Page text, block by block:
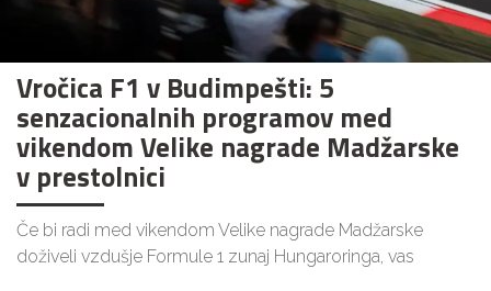
Vročica F1 v Budimpešti: 5
senzacionalnih programov med
vikendom Velike nagrade Madžarske
v prestolnici
Če bi radi med vikendom Velike nagrade Madžarske
doživeli vzdušje Formule 1 zunaj Hungaroringa, vas